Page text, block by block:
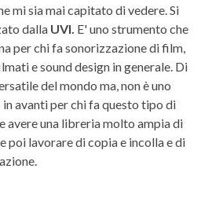
mi sia mai capitato di vedere. Si
dalla UVI. E' uno strumento che
per chi fa sonorizzazione di film,
e sound design in generale. Di
del mondo ma, non è uno
in avanti per chi fa questo tipo di
avere una libreria molto ampia di
poi lavorare di copia e incolla e di